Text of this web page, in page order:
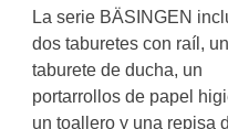
La serie BÄSINGEN
dos taburetes con raíl, un
taburete de ducha, un
portarrollos de papel
un toallero y una repisa